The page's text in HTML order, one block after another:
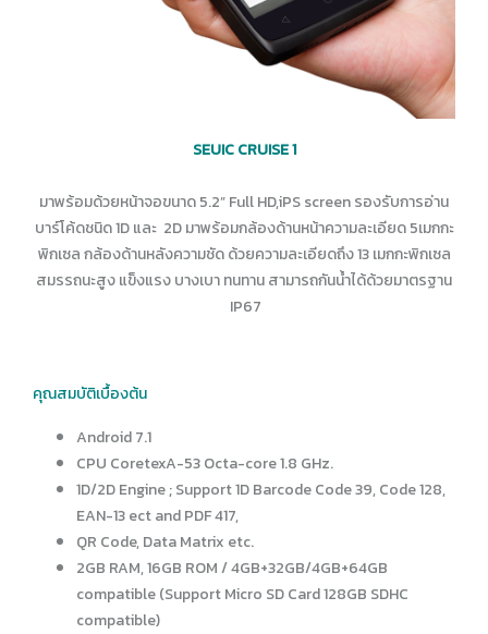
SEUIC CRUISE 1
มาพร้อมด้วยหน้าจอขนาด 5.2” Full HD,iPS screen รองรับการอ่าน
บาร์โค้ดชนิด 1D และ 2D มาพร้อมกล้องด้านหน้าความละเอียด 5เมกกะ
พิกเซล กล้องด้านหลังความชัด ด้วยความละเอียดถึง 13 เมกกะพิกเซล
สมรรถนะสูง แข็งแรง บางเบา ทนทาน สามารถกันน้ำได้ด้วยมาตรฐาน
IP67
คุณสมบัติเบื้องต้น
Android 7.1
CPU CoretexA-53 Octa-core 1.8 GHz.
1D/2D Engine ; Support 1D Barcode Code 39, Code 128,
EAN-13 ect and PDF 417,
QR Code, Data Matrix etc.
2GB RAM, 16GB ROM / 4GB+32GB/4GB+64GB
compatible (Support Micro SD Card 128GB SDHC
compatible)